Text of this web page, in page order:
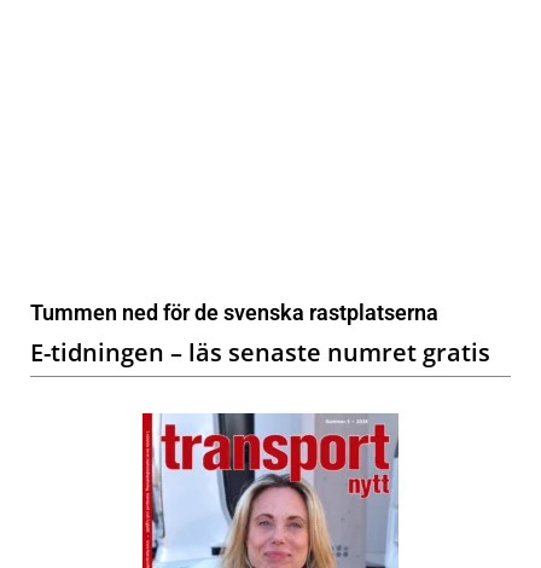
Tummen ned för de svenska rastplatserna
E-tidningen – läs senaste numret gratis